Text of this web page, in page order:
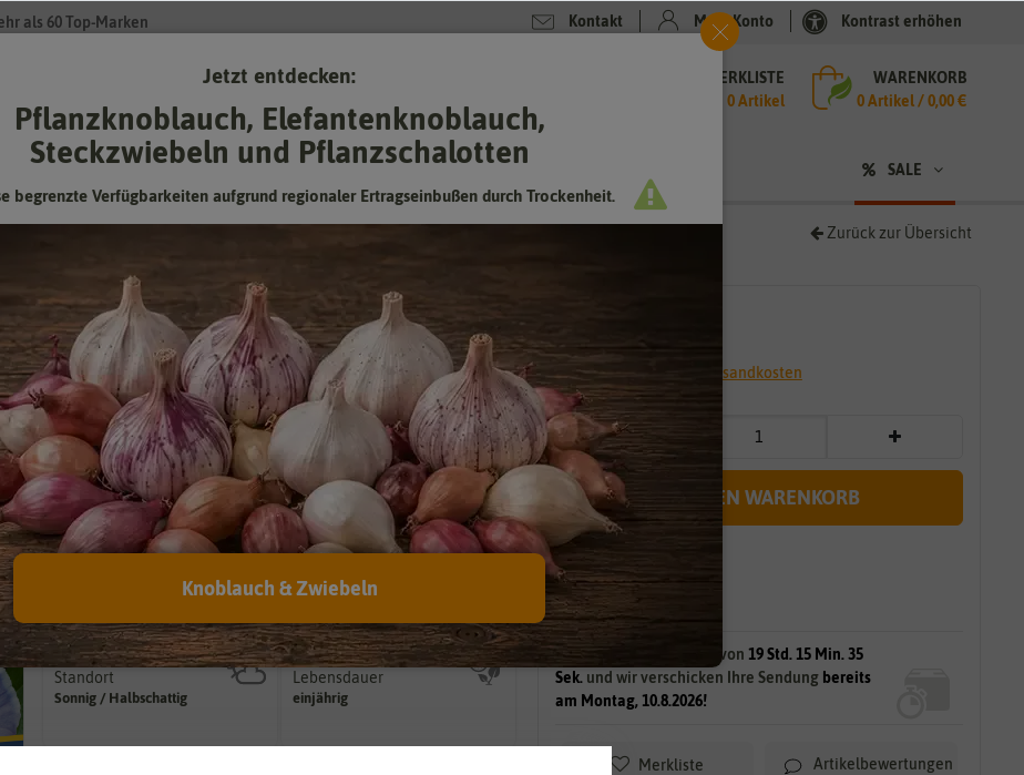
als 60 Top-Marken Kontakt Mein Konto Kontrast erhöhen
MERKLISTE
0 Artikel
WARENKORB
0Artikel /0,00 €
SALE
Zurück zur Übersicht
* inkl. 7% MwSt. zzgl. Versandkosten
IN DEN WARENKORB
sofort lieferbar
gilt für 6Stück
Bestellen Sie innerhalb von 19 Std. 15 Min. 33
Sek.und wir verschicken Ihre Sendung bereits
am Montag, 10.8.2026!
Merkliste Artikelbewertungen
Prunkwinde Picotee Mischung
Hersteller:
Kiepenkerl
Artikelnummer:
1064480
4099682644806
ausreichend für ca. 20 Pflanzen
Wie viel ist enthalten
Namen zur eindeutigen
Standort
Sonnig / Halbschattig
Pflanze? (schattig, halbschattig,
sonnig, vollsonnig) Lebensdauer
einjährig
einjährig, zweijährig oder
mehrjährig.
Jetzt entdecken:
Pflanzknoblauch, Elefantenknoblauch,
Steckzwiebeln und Pflanzschalotten
begrenzte Verfügbarkeiten aufgrund regionaler Ertragseinbußen durch Trockenheit.
Knoblauch & Zwiebeln